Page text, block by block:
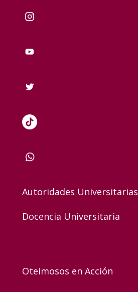
Autoridades Universitarias
Docencia Universitaria
Oteimosos en Acción